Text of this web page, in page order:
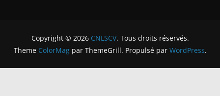
Copyright © 2026 CNLSCV. Tous droits réservés.
Theme ColorMagpar ThemeGrill. Propulsé par WordPress.